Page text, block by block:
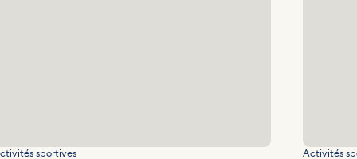
sportives Activités